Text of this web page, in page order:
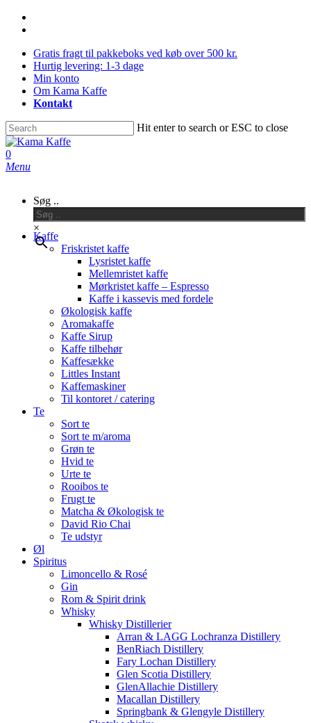
Skip
contentGratis fragt til pakkeboks ved køb over 500 kr.
Hurtig levering: 1-3 dage
Min konto
Om Kama Kaffe
Kontakt
Hit enter to search or ESC to close
Close
Search
0
Menu
Søg ..
×
Kaffe
Friskristet kaffe
Lysristet kaffe
Mellemristet kaffe
Mørkristet kaffe – Espresso
Kaffe i kassevis med fordele
Økologisk kaffe
Aromakaffe
Kaffe Sirup
Kaffe tilbehør
Kaffesække
Littles Instant
Kaffemaskiner
Til kontoret / catering
Te
Sort te
Sort te m/aroma
Grøn te
Hvid te
Urte te
Rooibos te
Frugt te
Matcha & Økologisk te
David Rio Chai
Te udstyr
Øl
Spiritus
Limoncello & Rosé
Gin
Rom & Spirit drink
Whisky
Whisky Distillerier
Arran & LAGG Lochranza Distillery
BenRiach Distillery
Fary Lochan Distillery
Glen Scotia Distillery
GlenAllachie Distillery
Macallan Distillery
Springbank & Glengyle Distillery